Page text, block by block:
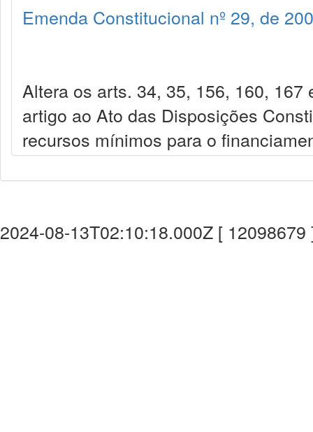
Emenda Constitucional nº 29, de
Altera os arts. 34, 35, 156, 160,
artigo ao Ato das Disposições
recursos mínimos para o
2024-08-13T02:10:18.000Z [ 12098679